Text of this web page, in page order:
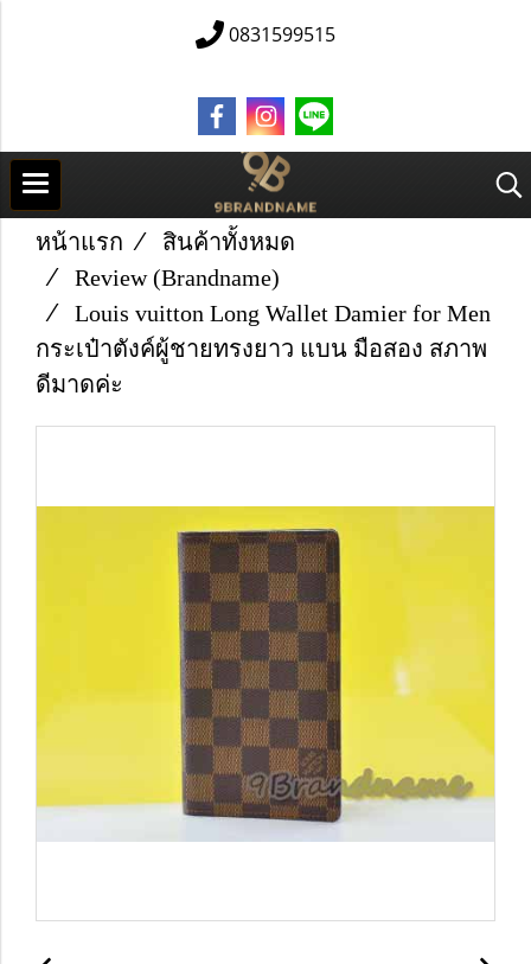
0831599515
หน้าแรก
สินค้าทั้งหมด
Review (Brandname)
Louis vuitton Long Wallet Damier for Men
กระเป๋าตังค์ผู้ชายทรงยาว แบน มือสอง สภาพ
ดีมาดค่ะ